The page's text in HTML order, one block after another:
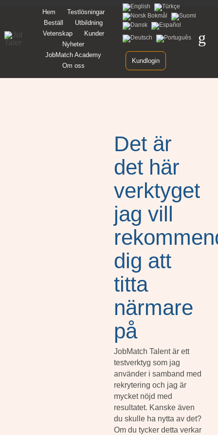
Hem
Testlösningar
Beställ
Utbildning
Vetenskap
Kunder
Nyheter
JobMatch Academy
Om oss
Kundlogin
Det är
det här
verktyget
jag vill
dig att
titta
närmare
på
JobMatch Talent är ett
testverktyg som jag
använder i samband med
rekrytering och jag är
mycket nöjd med
resultatet. Kanske även
du skulle ha nytta av det?
Om du tycker detta verkar